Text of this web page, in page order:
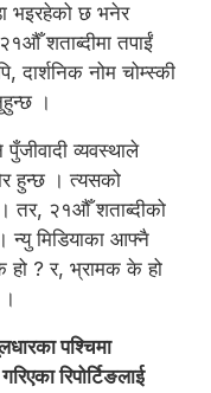
भइरहेको छ भनेर
शताब्दीमा तपाईं
दार्शनिक नोम चोम्स्की
।
व्यवस्थाले
हुन्छ । त्यसको
तर, २१औँ शताब्दीको
न्यु मिडियाका आफ्नै
? र, भ्रामक के हो
पश्चिमा
रिपोर्टिङलाई